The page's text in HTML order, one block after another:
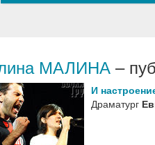
МАЛИНА –
И
Драматург